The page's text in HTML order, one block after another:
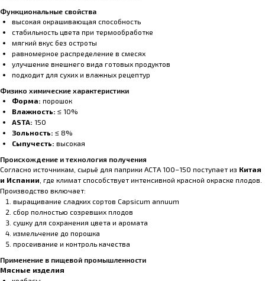
Функциональные свойства
высокая окрашивающая способность
стабильность цвета при термообработке
мягкий вкус без остроты
равномерное распределение в смесях
улучшение внешнего вида готовых продуктов
подходит для сухих и влажных рецептур
Физико химические характеристики
Форма: порошок
Влажность: ≤ 10%
ASTA: 150
Зольность: ≤ 8%
Сыпучесть: высокая
Происхождение и технология получения
Согласно источникам, сырьё для паприки АСТА 100–150 поступает из Китая
и Испании , где климат способствует интенсивной красной окраске плодов.
Производство включает:
выращивание сладких сортов Capsicum annuum
сбор полностью созревших плодов
сушку для сохранения цвета и аромата
измельчение до порошка
просеивание и контроль качества
Применение в пищевой промышленности
Мясные изделия